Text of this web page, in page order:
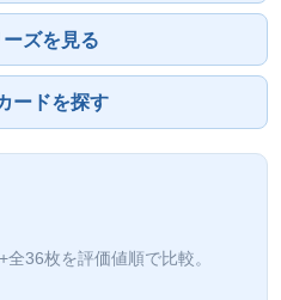
ーズを見る
ードを探す
36枚を評価値順で比較。